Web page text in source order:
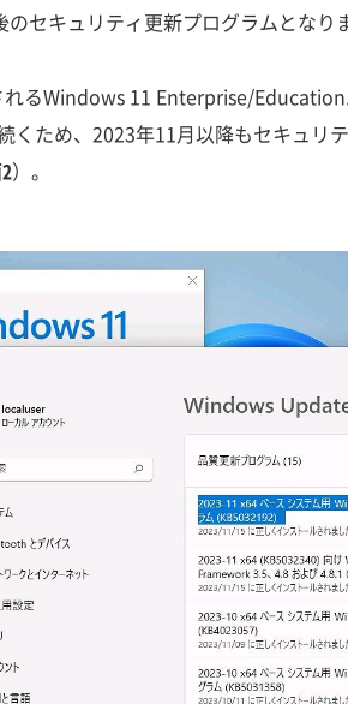
のセキュリティ更新プログラムとなり
るWindows 11 Enterprise/
くため、2023年11月以降もセキュリ
）。